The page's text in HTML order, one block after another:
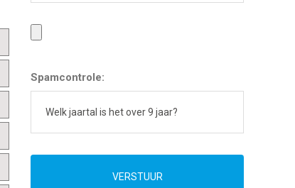
Spamcontrole:
VERSTUUR